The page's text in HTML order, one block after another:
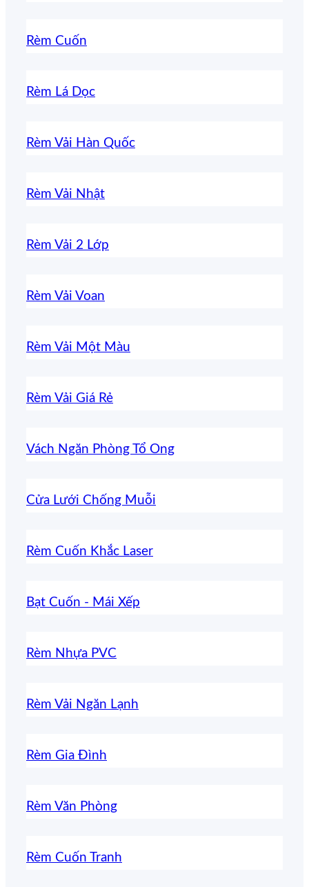
Rèm Cuốn
Rèm Lá Dọc
Rèm Vải Hàn Quốc
Rèm Vải Nhật
Rèm Vải 2 Lớp
Rèm Vải Voan
Rèm Vải Một Màu
Rèm Vải Giá Rẻ
Vách Ngăn Phòng Tổ Ong
Cửa Lưới Chống Muỗi
Rèm Cuốn Khắc Laser
Bạt Cuốn - Mái Xếp
Rèm Nhựa PVC
Rèm Vải Ngăn Lạnh
Rèm Gia Đình
Rèm Văn Phòng
Rèm Cuốn Tranh